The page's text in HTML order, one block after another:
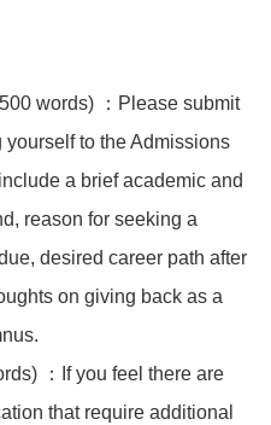
words)
：Please submit
to the Admissions
a brief academic and
reason for seeking a
desired career path after
on giving back as a
)
：If you feel there are
that require additional